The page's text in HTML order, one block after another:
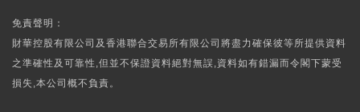
免責聲明：
財華控股有限公司及香港聯合交易所有限公司將盡力確保彼等所提供資料
之準確性及可靠性,但並不保證資料絕對無誤,資料如有錯漏而令閣下蒙受
損失,本公司概不負責。